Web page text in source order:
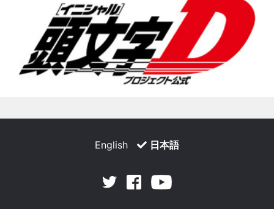
English 日本語
Twitter Facebook